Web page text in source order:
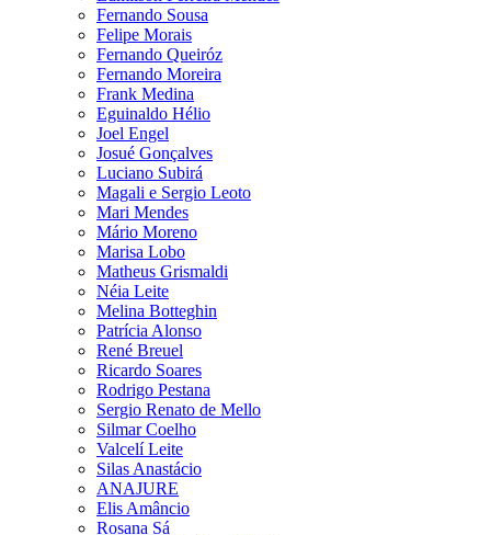
Fernando Sousa
Felipe Morais
Fernando Queiróz
Fernando Moreira
Frank Medina
Eguinaldo Hélio
Joel Engel
Josué Gonçalves
Luciano Subirá
Magali e Sergio Leoto
Mari Mendes
Mário Moreno
Marisa Lobo
Matheus Grismaldi
Néia Leite
Melina Botteghin
Patrícia Alonso
René Breuel
Ricardo Soares
Rodrigo Pestana
Sergio Renato de Mello
Silmar Coelho
Valcelí Leite
Silas Anastácio
ANAJURE
Elis Amâncio
Rosana Sá